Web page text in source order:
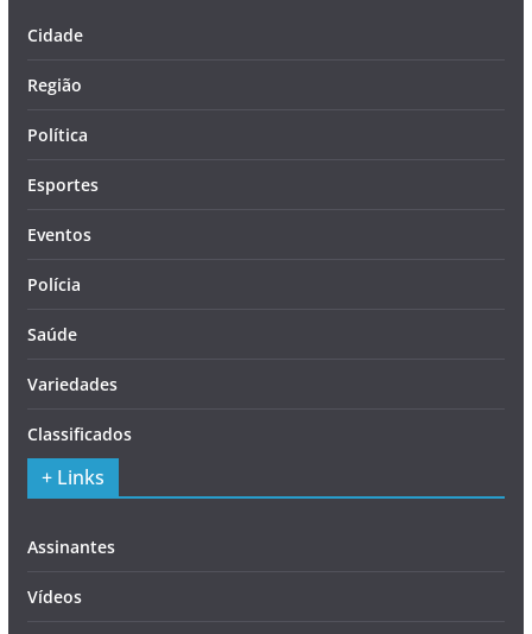
Cidade
Região
Política
Esportes
Eventos
Polícia
Saúde
Variedades
Classificados
+ Links
Assinantes
Vídeos